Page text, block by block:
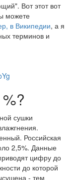
Вот этот вот
можете
в Википедии, а я
терминов и
сушки
Российская
2,5%. Данные
цифру до
до которой
- тем